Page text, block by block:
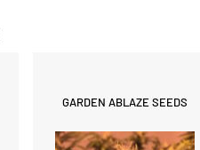
GARDEN ABLAZE SEEDS